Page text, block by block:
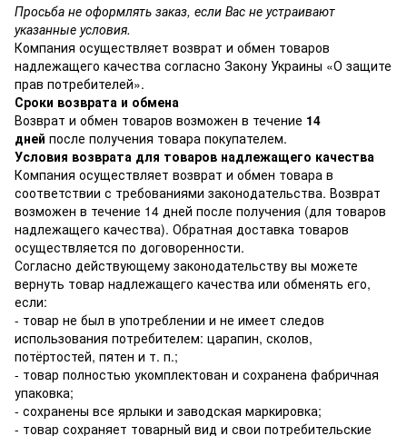
Просьба не оформлять заказ, если Вас не устраивают
указанные условия.
Компания осуществляет возврат и обмен товаров
надлежащего качества согласно Закону Украины «О защите
прав потребителей».
Сроки возврата и обмена
Возврат и обмен товаров возможен в течение 14
дней после получения товара покупателем.
Условия возврата для товаров надлежащего качества
Компания осуществляет возврат и обмен товара в
соответствии с требованиями законодательства. Возврат
возможен в течение 14 дней после получения (для товаров
надлежащего качества). Обратная доставка товаров
осуществляется по договоренности.
Согласно действующему законодательству вы можете
вернуть товар надлежащего качества или обменять его,
если:
- товар не был в употреблении и не имеет следов
использования потребителем: царапин, сколов,
потёртостей, пятен и т. п.;
- товар полностью укомплектован и сохранена фабричная
упаковка;
- сохранены все ярлыки и заводская маркировка;
- товар сохраняет товарный вид и свои потребительские